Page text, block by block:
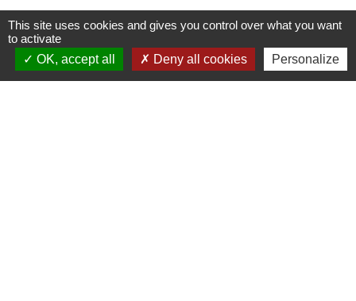
This site uses cookies and gives you control over what you want
to activate
OK, accept all
Deny all cookies Personalize